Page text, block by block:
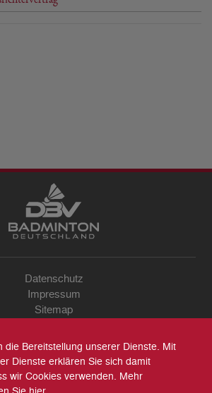
Datenschutz
Impressum
Sitemap
Archiv
Suche
die Bereitstellung unserer Dienste. Mit
Dienste erklären Sie sich damit
wir Cookies verwenden. Mehr